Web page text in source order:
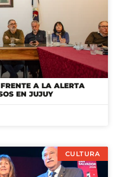
A LA ALERTA
EN JUJUY
CULTURA